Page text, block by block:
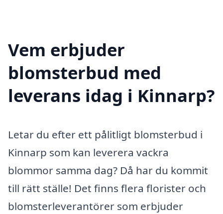
Vem erbjuder
blomsterbud med
leverans idag i Kinnarp?
Letar du efter ett pålitligt blomsterbud i
Kinnarp som kan leverera vackra
blommor samma dag? Då har du kommit
till rätt ställe! Det finns flera florister och
blomsterleverantörer som erbjuder